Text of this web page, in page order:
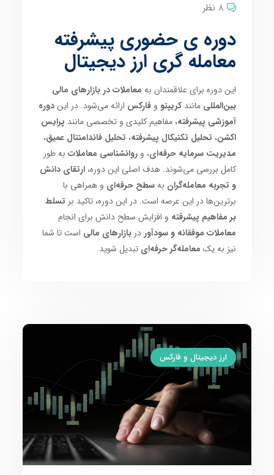
8 نظر
دوره ی حضوری پیشرفته
معامله گری ارز دیجیتال
این دوره برای علاقمندان به معاملات در بازارهای مالی
بین‌المللی مانندکریپتو وفارکس ارائه می‌شود. در ایندوره
آموزشی پیشرفته، مفاهیم کلیدی و تخصصی مانند پرایس
اکشن، تحلیل تکنیکال پیشرفته، تحلیل فاندامنتال عمیق،
مدیریت سرمایه حرفه‌ای، وروانشناسی معاملات به طور
کامل بررسی می‌شوند. هدف اصلی این دوره،ارتقای دانش
و تجربه معامله‌گران بهسطح حرفه‌ای و همراهی با
برترین‌ها در این عرصه است. در این دوره، تاکید بر تسلط
بر مفاهیم پیشرفته و افزایش سطح دانش برای انجام
معاملات موفقانه و سودآوردربازارهای مالی است تا شما
نیز به یک معامله‌گر حرفه‌ای تبدیل شوید.
ارز دیجیتال و فارکس